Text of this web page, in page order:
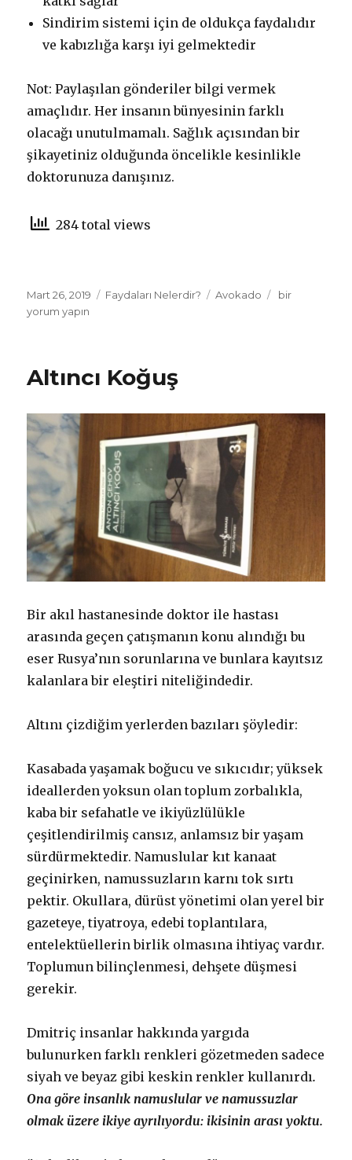
Sindirim sistemi için de oldukça faydalıdır
ve kabızlığa karşı iyi gelmektedir
Not: Paylaşılan gönderiler bilgi vermek
amaçlıdır. Her insanın bünyesinin farklı
olacağı unutulmamalı. Sağlık açısından bir
şikayetiniz olduğunda öncelikle kesinlikle
doktorunuza danışınız.
284 total views
Yayın
tarihi
Mart 26, 2019 Kategoriler
Faydaları Nelerdir? Etiketler
Avokado
Avokadonun
bir
yorum yapın
Altıncı Koğuş
Bir akıl hastanesinde doktor ile hastası
arasında geçen çatışmanın konu alındığı bu
eser Rusya’nın sorunlarına ve bunlara kayıtsız
kalanlara bir eleştiri niteliğindedir.
Altını çizdiğim yerlerden bazıları şöyledir:
Kasabada yaşamak boğucu ve sıkıcıdır; yüksek
ideallerden yoksun olan toplum zorbalıkla,
kaba bir sefahatle ve ikiyüzlülükle
çeşitlendirilmiş cansız, anlamsız bir yaşam
sürdürmektedir. Namuslular kıt kanaat
geçinirken, namussuzların karnı tok sırtı
pektir. Okullara, dürüst yönetimi olan yerel bir
gazeteye, tiyatroya, edebi toplantılara,
entelektüellerin birlik olmasına ihtiyaç vardır.
Toplumun bilinçlenmesi, dehşete düşmesi
gerekir.
Dmitriç insanlar hakkında yargıda
bulunurken farklı renkleri gözetmeden sadece
siyah ve beyaz gibi keskin renkler kullanırdı.
Ona göre insanlık namuslular ve namussuzlar
olmak üzere ikiye ayrılıyordu: ikisinin arası yoktu.